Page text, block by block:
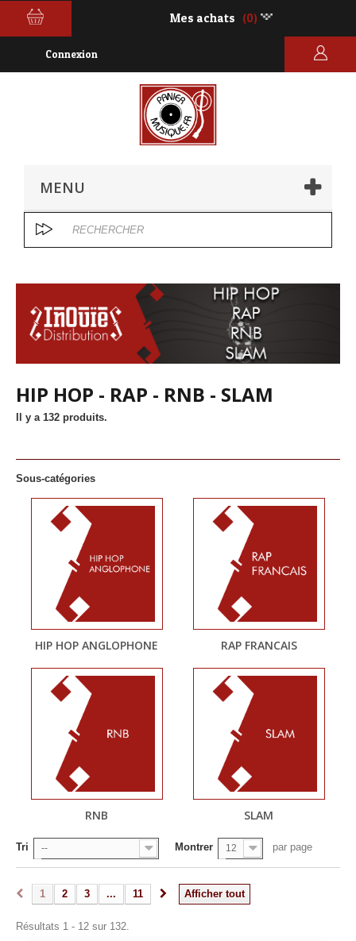
Mes achats (0)
Connexion
MENU
HIP HOP - RAP - RNB - SLAM
Il y a 132 produits.
Sous-catégories
HIP HOP ANGLOPHONE RAP FRANCAIS
RNB SLAM
Tri -- Montrer 12 par page
Afficher tout
1 2 3 ... 11
Résultats 1 - 12 sur 132.